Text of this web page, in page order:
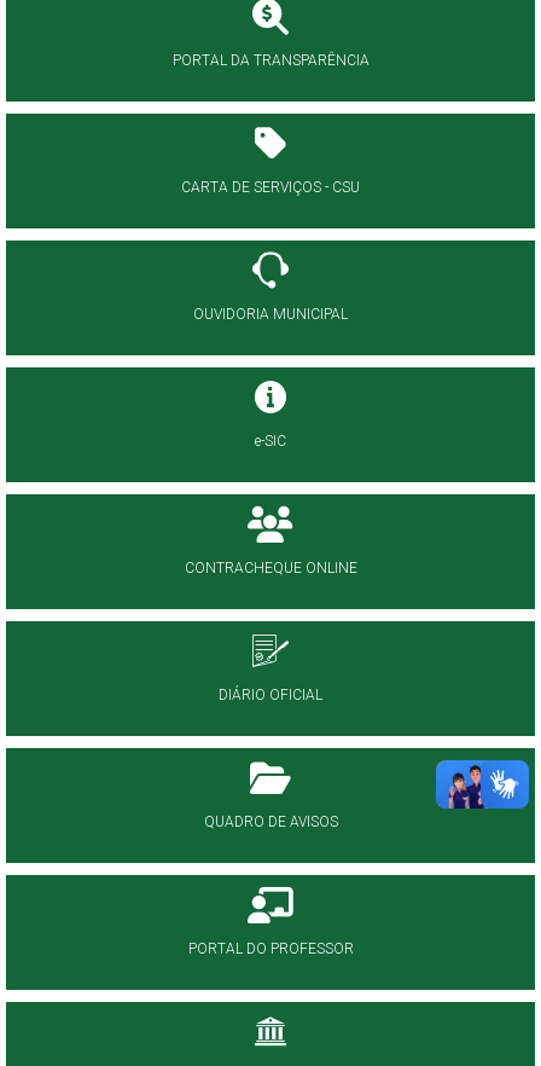
PORTAL DA TRANSPARÊNCIA
CARTA DE SERVIÇOS - CSU
OUVIDORIA MUNICIPAL
e-SIC
CONTRACHEQUE ONLINE
DIÁRIO OFICIAL
QUADRO DE AVISOS
PORTAL DO PROFESSOR